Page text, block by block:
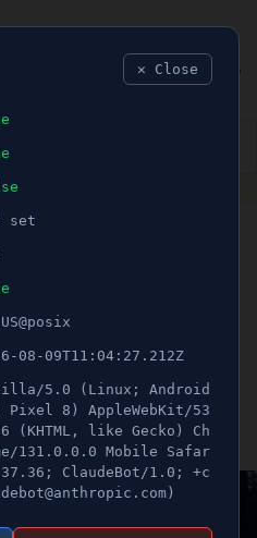
-
med kniv
✕ Close
set
08-09T11:04:27.212Z
5.0 (Linux; Android
Pixel 8) AppleWebKit/53
(KHTML, like Gecko) Ch
131.0.0.0 Mobile Safar
ClaudeBot/1.0; +c